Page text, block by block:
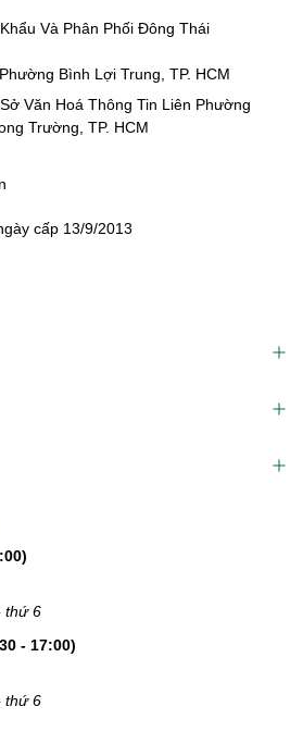
Và Phân Phối Đông Thái
Bình Lợi Trung, TP. HCM
Văn Hoá Thông Tin Liên Phường
Trường, TP. HCM
cấp 13/9/2013
thứ 6
- 17:00)
thứ 6